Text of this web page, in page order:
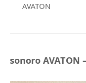
AVATON
sonoro AVATON